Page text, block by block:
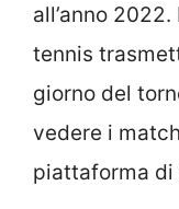
all’anno
tennis
giorno del
vedere i
piattaforma di